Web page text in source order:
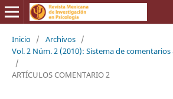
Inicio / Archivos /
Vol. 2 Núm. 2 (2010): Sistema de
/
ARTÍCULOS COMENTARIO 2